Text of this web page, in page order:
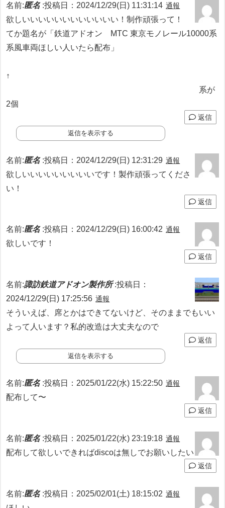
名前:匿名:投稿日：2024/12/29(日) 11:31:14 通報
欲しいいいいいいいいいいいい！制作頑張って！
てか題名が「鉄道アドオン MTC 東京モノレール10000系
系風車両ほしい人いたら配布」
↑
系が
2個
返信
返信を表示する
名前:匿名:投稿日：2024/12/29(日) 12:31:29 通報
欲しいいいいいいいいいです！製作頑張ってくださ
い！
返信
名前:匿名:投稿日：2024/12/29(日) 16:00:42 通報
欲しいです！
返信
名前:諏訪鉄道アドオン製作所:投稿日：
2024/12/29(日) 17:25:56 通報
そういえば、席とかはできてないけど、そのままでもいい
よって人います？私的改造は大丈夫なので
返信
返信を表示する
名前:匿名:投稿日：2025/01/22(水) 15:22:50 通報
配布して〜
返信
名前:匿名:投稿日：2025/01/22(水) 23:19:18 通報
配布して欲しいできればdiscoは無しでお願いしたい
返信
名前:匿名:投稿日：2025/02/01(土) 18:15:02 通報